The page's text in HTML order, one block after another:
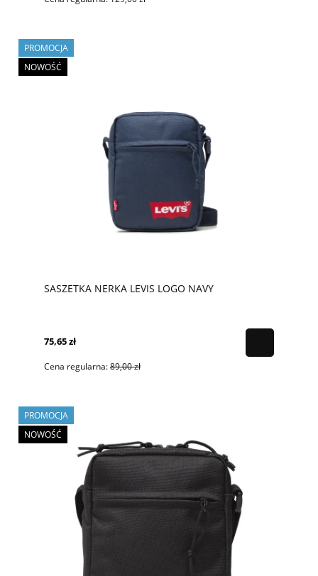
SASZETKA NERKA LEVIS LOGO NAVY
75,65 zł
Cena regularna:89,00 zł
PROMOCJA
NOWOŚĆ
PROMOCJA
NOWOŚĆ